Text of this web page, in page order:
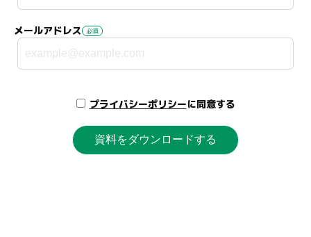
メールアドレス
プライバシーポリシーに同意する